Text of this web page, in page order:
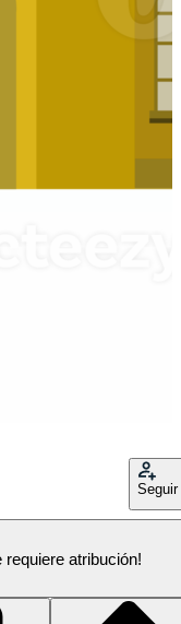
Seguir
requiere atribución!